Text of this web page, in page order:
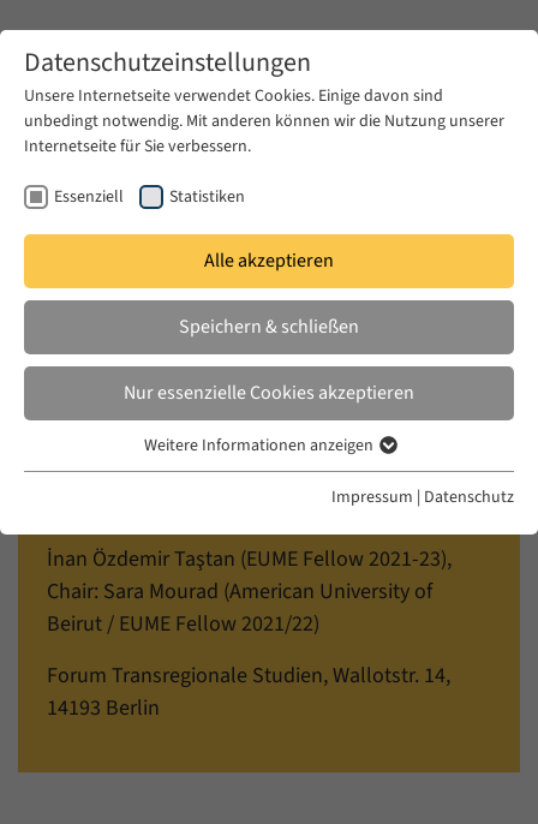
Zum Hauptinhalt springen
MI. 10 NOV. 2021|17:00–18:30
Discursive Strategies of the Pro-
Government Media in Justification
of Turkey’s Withdrawal from the
İnan Özdemir Taştan (EUME Fellow 2021-23),
Chair: Sara Mourad (American University of
Beirut / EUME Fellow 2021/22)
Forum Transregionale Studien, Wallotstr. 14,
14193 Berlin
Datenschutzeinstellungen
Unsere Internetseite verwendet Cookies. Einige davon sind
unbedingt notwendig. Mit anderen können wir die Nutzung unserer
Internetseite für Sie verbessern.
Essenziell Statistiken
Alle akzeptieren
Speichern & schließen
Nur essenzielle Cookies akzeptieren
Essenzielle Cookies werden für grundlegende Funktionen der
einwandfrei funktioniert.
Name cookie_optin
Laufzeit 1 Jahr
Zweck
Cookie-Einstellungen für diese Website zu
Cookie-Informationen anzeigen
Mit diesen Cookies können wir Statistiken über die Nutzung der
Inhalte unserer Internetseite erstellen. Die Statistiken verwalten
Weitere Informationen anzeigen
Impressum | Datenschutz